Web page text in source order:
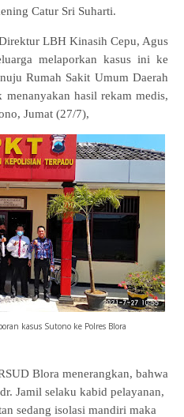
Catur Sri Suharti.
LBH Kinasih Cepu, Agus
melaporkan kasus ini ke
Rumah Sakit Umum Daerah
hasil rekam medis,
Jumat (27/7),
kasus Sutono ke Polres Blora
Blora menerangkan, bahwa
Jamil selaku kabid pelayanan,
sedang isolasi mandiri maka